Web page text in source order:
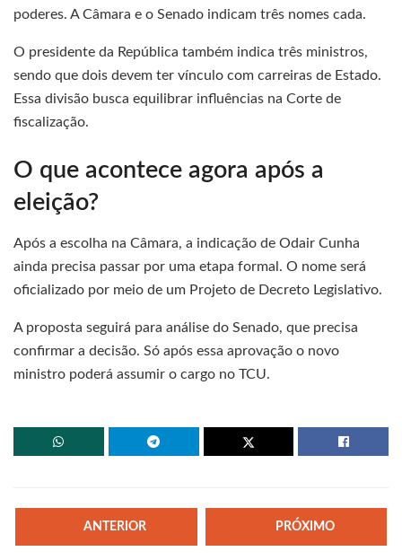
poderes. A Câmara e o Senado indicam três nomes cada.
O presidente da República também indica três ministros,
sendo que dois devem ter vínculo com carreiras de Estado.
Essa divisão busca equilibrar influências na Corte de
fiscalização.
O que acontece agora após a
eleição?
Após a escolha na Câmara, a indicação de Odair Cunha
ainda precisa passar por uma etapa formal. O nome será
oficializado por meio de um Projeto de Decreto Legislativo.
A proposta seguirá para análise do Senado, que precisa
confirmar a decisão. Só após essa aprovação o novo
ministro poderá assumir o cargo no TCU.
ANTERIOR PRÓXIMO